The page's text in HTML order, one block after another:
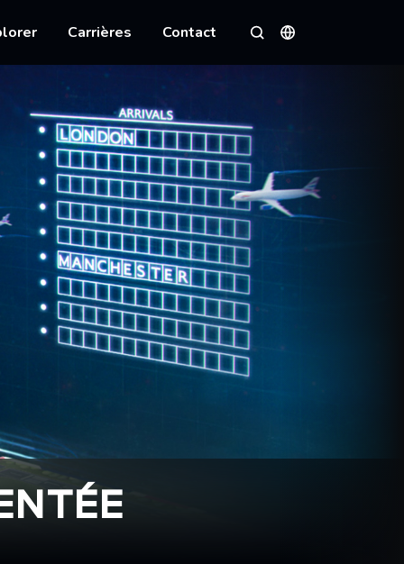
Carrières Contact
Rechercher
Langues